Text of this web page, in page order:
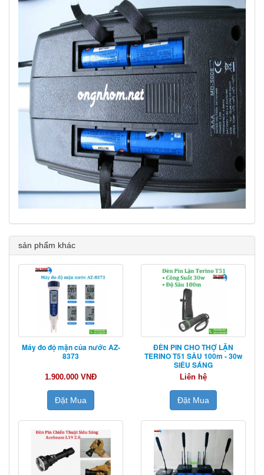
sản phẩm khác
Máy đo độ mặn của nước AZ-
8373
1.900.000 VNĐ
Đặt Mua
ĐÈN PIN CHO THỢ LẶN
TERINO T51 SÂU 100m - 30w
SIÊU SÁNG
Liên hệ
Đặt Mua